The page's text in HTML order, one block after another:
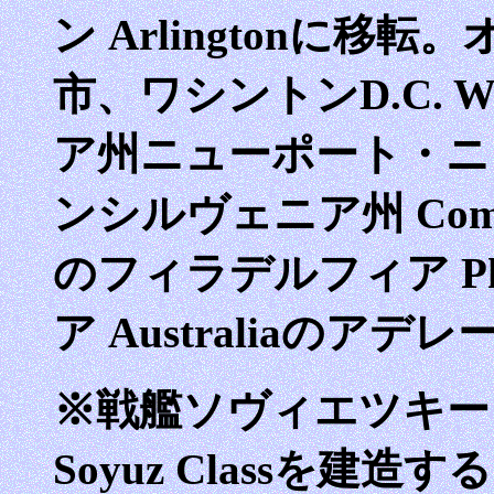
ン Arlingtonに移転。
市、ワシントンD.C.
ア州ニューポート・
ンシルヴェニア州
のフィラデルフィア
ア Australiaのアデレ
※戦艦ソヴィエツキー
Soyuz Classを建造す